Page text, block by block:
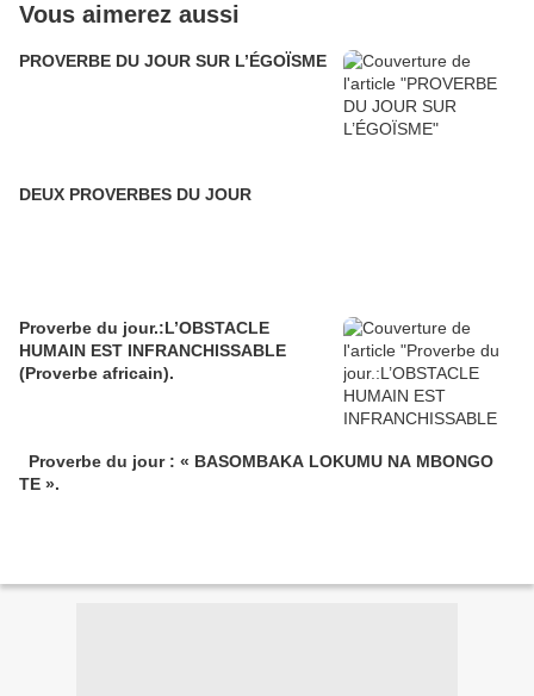
Vous aimerez aussi
PROVERBE DU JOUR SUR L’ÉGOÏSME
DEUX PROVERBES DU JOUR
Proverbe du jour.:L’OBSTACLE
HUMAIN EST INFRANCHISSABLE
(Proverbe africain).
TE ».